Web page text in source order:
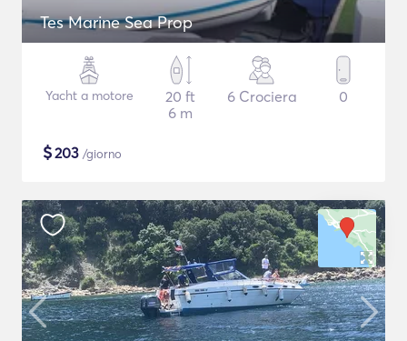
Tes Marine Sea Prop
Yacht a motore
20 ft
6 m
6 Crociera 0
$203 /giorno